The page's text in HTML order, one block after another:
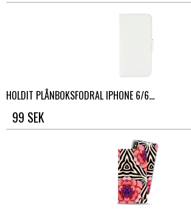
HOLDIT PLÅNBOKSFODRAL IPHONE 6/6...
99 SEK